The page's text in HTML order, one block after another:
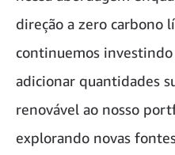
direção a zero carbono
continuemos
adicionar quantidades
renovável ao nosso
explorando novas